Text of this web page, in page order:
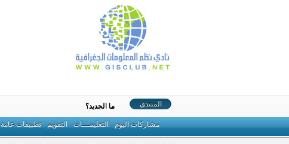
المنتدى
مشاركات اليوم التعليمـــات التقويم تطبيقات عامة
ما الجديد؟